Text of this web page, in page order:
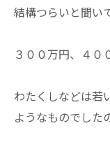
結構つらいと聞い
３００万円、４０
わたくしなどは若
ようなものでした